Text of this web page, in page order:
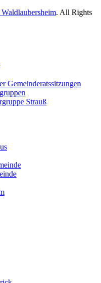
. All Rights
Gemeinderatssitzungen
Strauß